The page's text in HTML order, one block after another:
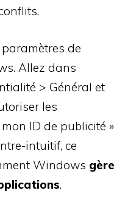
de
Allez dans
> Général et
les
ID de publicité »
intuitif, ce
Windows gère
.